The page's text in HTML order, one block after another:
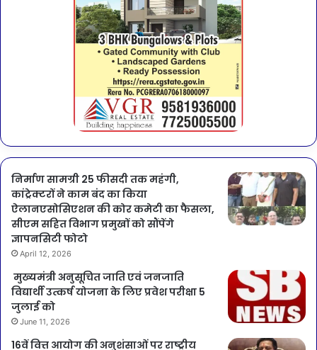
निर्माण सामग्री 25 फीसदी तक महंगी,
कांट्रेक्टरों ने काम बंद का किया
ऐलानएसोसिएशन की कोर कमेटी का फैसला,
सीएम सहित विभाग प्रमुखों को सौंपेंगे
ज्ञापनसिटी फोटो
April 12, 2026
मुख्यमंत्री अनुसूचित जाति एवं जनजाति
विद्यार्थी उत्कर्ष योजना के लिए प्रवेश परीक्षा 5
जुलाई को
June 11, 2026
16वें वित्त आयोग की अनुशंसाओं पर राष्ट्रीय